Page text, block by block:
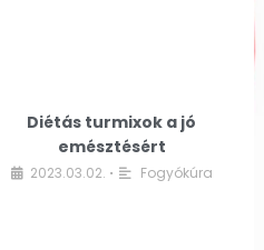
Diétás turmixok a jó
emésztésért
2023.03.02. • Fogyókúra